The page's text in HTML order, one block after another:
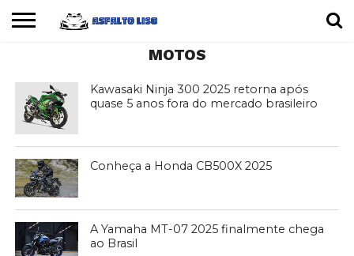
MOTOS
Kawasaki Ninja 300 2025 retorna após
quase 5 anos fora do mercado brasileiro
Conheça a Honda CB500X 2025
A Yamaha MT-07 2025 finalmente chega
ao Brasil